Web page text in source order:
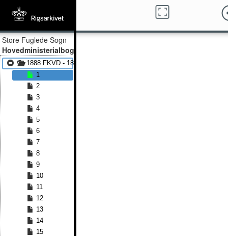
Store Fuglede Sogn
Hovedministerialbog
1888 FKVD - 1891 FKVD
1
2
3
4
5
6
7
8
9
10
11
12
13
14
15